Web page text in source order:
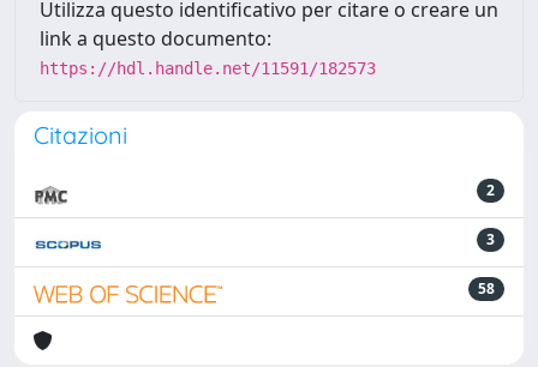
Utilizza questo identificativo per citare o creare un
link a questo documento:
https://hdl.handle.net/11591/182573
Citazioni
2
3
58